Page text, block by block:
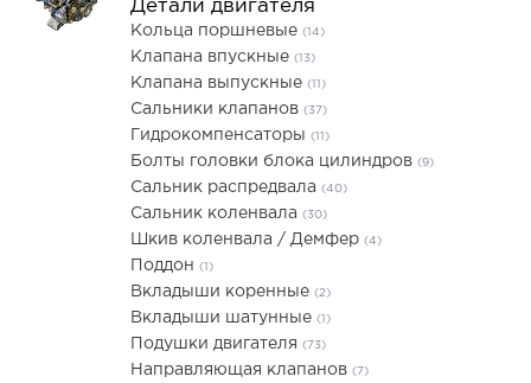
Детали двигателя
Кольца поршневые (14)
Клапана впускные (13)
Клапана выпускные (11)
Сальники клапанов (37)
Гидрокомпенсаторы (11)
Болты головки блока цилиндров (9)
Сальник распредвала (40)
Сальник коленвала (30)
Шкив коленвала / Демфер (4)
Поддон (1)
Вкладыши коренные (2)
Вкладыши шатунные (1)
Подушки двигателя (73)
Направляющая клапанов (7)